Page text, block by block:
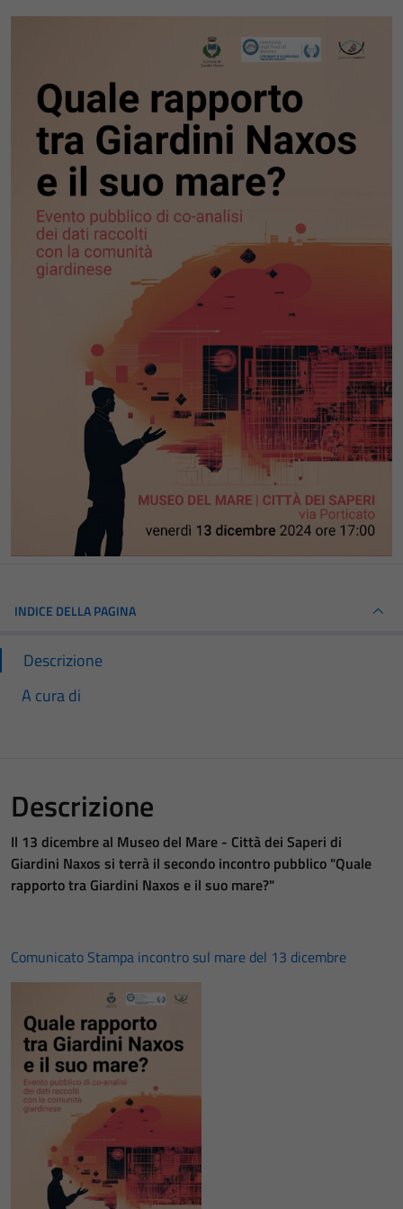
INDICE DELLA PAGINA
Descrizione
A cura di
Descrizione
Il 13 dicembre al Museo del Mare - Città dei Saperi di
Giardini Naxos si terrà il secondo incontro pubblico "Quale
rapporto tra Giardini Naxos e il suo mare?"
Comunicato Stampa incontro sul mare del 13 dicembre